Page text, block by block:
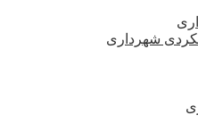
شهرداری